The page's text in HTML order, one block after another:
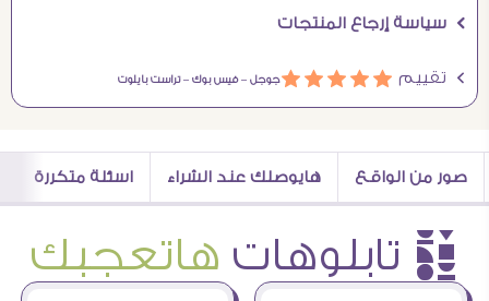
Ö سياسة إرجاع المنتجات
Ö تقييم áááááجوجل –فيس بوك –تراست بايلوت
صور من الواقع هايوصلك عند الشراء اسئلة متكررة
è تابلوهات هاتعجبك